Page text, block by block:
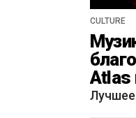
CULTURE
Atlas